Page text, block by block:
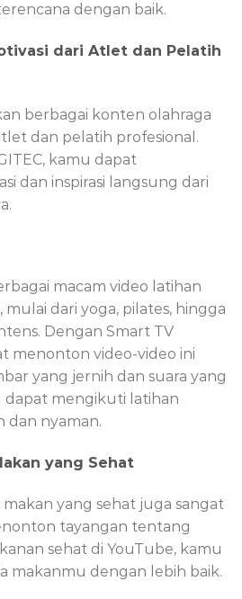
dengan baik.
dari Atlet dan Pelatih
berbagai konten olahraga
dan pelatih profesional.
kamu dapat
dan inspirasi langsung dari
macam video latihan
dari yoga, pilates, hingga
Dengan Smart TV
menonton video-video ini
yang jernih dan suara yang
dapat mengikuti latihan
dan nyaman.
yang Sehat
makan yang sehat juga sangat
tayangan tentang
sehat di YouTube, kamu
makanmu dengan lebih baik.